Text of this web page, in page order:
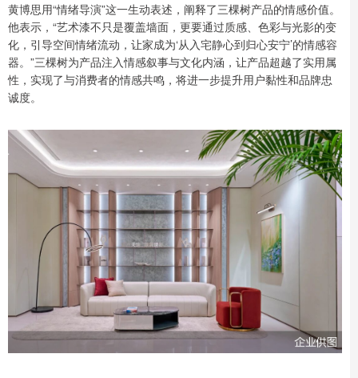
黄博思用“情绪导演”这一生动表述，阐释了三棵树产品的情感价值。
他表示，“艺术漆不只是覆盖墙面，更要通过质感、色彩与光影的变
化，引导空间情绪流动，让家成为‘从入宅静心到归心安宁’的情感容
器。”三棵树为产品注入情感叙事与文化内涵，让产品超越了实用属
性，实现了与消费者的情感共鸣，将进一步提升用户黏性和品牌忠
诚度。